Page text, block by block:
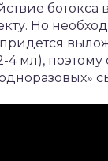
ботокса
Но
придется
4 мл),